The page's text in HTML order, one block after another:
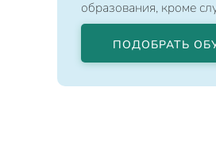
образования, кроме
ПОДОБРАТЬ